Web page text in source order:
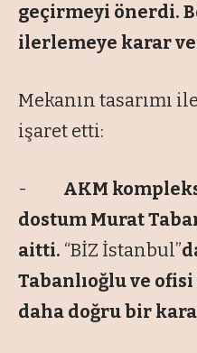
geçirmeyi önerdi.
ilerlemeye karar
Mekanın tasarımı
işaret etti:
- AKM
dostum Murat
aitti. “BİZ İstanbul”
Tabanlıoğlu ve
daha doğru bir